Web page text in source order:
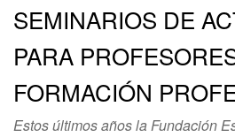
SEMINARIOS DE
PARA
FORMACIÓN
Estos últimos años la Fundación